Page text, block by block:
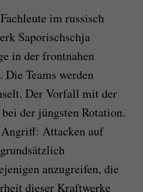
im russisch
Saporischschja
in der frontnahen
Die Teams werden
Der Vorfall mit der
der jüngsten Rotation.
Attacken auf
anzugreifen, die
dieser Kraftwerke